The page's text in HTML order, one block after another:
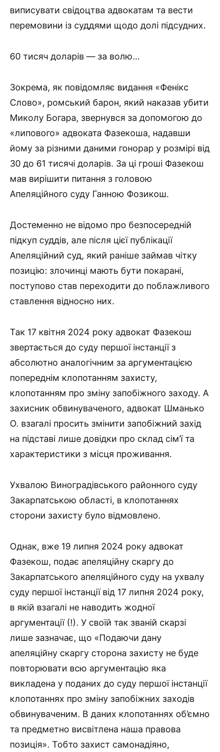
виписувати свідоцтва адвокатам та вести
перемовини із суддями щодо долі підсудних.
60 тисяч доларів — за волю…
Зокрема, як повідомляє видання «Фенікс
Слово», ромський барон, який наказав убити
Миколу Богара, звернувся за допомогою до
«липового» адвоката Фазекоша, надавши
йому за різними даними гонорар у розмірі від
30 до 61 тисячі доларів. За ці гроші Фазекош
мав вирішити питання з головою
Апеляційного суду Ганною Фозикош.
Достеменно не відомо про безпосередній
підкуп суддів, але після цієї публікації
Апеляційний суд, який раніше займав чітку
позицію: злочинці мають бути покарані,
поступово став переходити до поблажливого
ставлення відносно них.
Так 17 квітня 2024 року адвокат Фазекош
звертається до суду першої інстанції з
абсолютно аналогічним за аргументацією
попереднім клопотанням захисту,
клопотанням про зміну запобіжного заходу. А
захисник обвинуваченого, адвокат Шманько
О. взагалі просить змінити запобіжний захід
на підставі лише довідки про склад сім’ї та
характеристики з місця проживання.
Ухвалою Виноградівського районного суду
Закарпатською області, в клопотаннях
сторони захисту було відмовлено.
Однак, вже 19 липня 2024 року адвокат
Фазекош, подає апеляційну скаргу до
Закарпатського апеляційного суду на ухвалу
суду першої інстанції від 17 липня 2024 року,
в якій взагалі не наводить жодної
аргументації (!). У своїй так званій скарзі
лише зазначає, що «Подаючи дану
апеляційну скаргу сторона захисту не буде
повторювати всю аргументацію яка
викладена у поданих до суду першої інстанції
клопотаннях про зміну запобіжних заходів
обвинуваченим. В даних клопотаннях об’ємно
та предметно висвітлена наша правова
позиція». Тобто захист самонадіяно,